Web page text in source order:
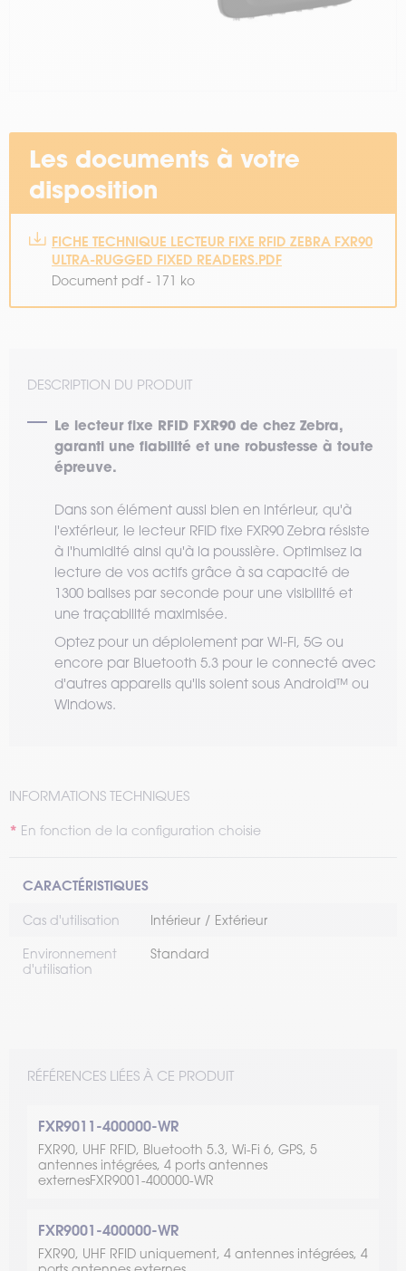
Les documents à votre
disposition
FICHE TECHNIQUE LECTEUR FIXE RFID ZEBRA FXR90
ULTRA-RUGGED FIXED READERS.PDF
Document pdf - 171 ko
DESCRIPTION DU PRODUIT
Le lecteur fixe RFID FXR90 de chez Zebra,
garanti une fiabilité et une robustesse à toute
épreuve.
Dans son élément aussi bien en intérieur, qu'à
l'extérieur, le lecteur RFID fixe FXR90 Zebra résiste
à l'humidité ainsi qu'à la poussière. Optimisez la
lecture de vos actifs grâce à sa capacité de
1300 balises par seconde pour une visibilité et
une traçabilité maximisée.
Optez pour un déploiement par Wi-Fi, 5G ou
encore par Bluetooth 5.3 pour le connecté avec
d'autres appareils qu'ils soient sous Android™ ou
Windows.
INFORMATIONS TECHNIQUES
En fonction de la configuration choisie
CARACTÉRISTIQUES
Cas d'utilisation Intérieur Extérieur
Environnement
d'utilisation
Standard
RÉFÉRENCES LIÉES À CE PRODUIT
FXR9011-400000-WR
FXR90, UHF RFID, Bluetooth 5.3, Wi-Fi 6, GPS, 5
antennes intégrées, 4 ports antennes
externesFXR9001-400000-WR
FXR9001-400000-WR
FXR90, UHF RFID uniquement, 4 antennes intégrées, 4